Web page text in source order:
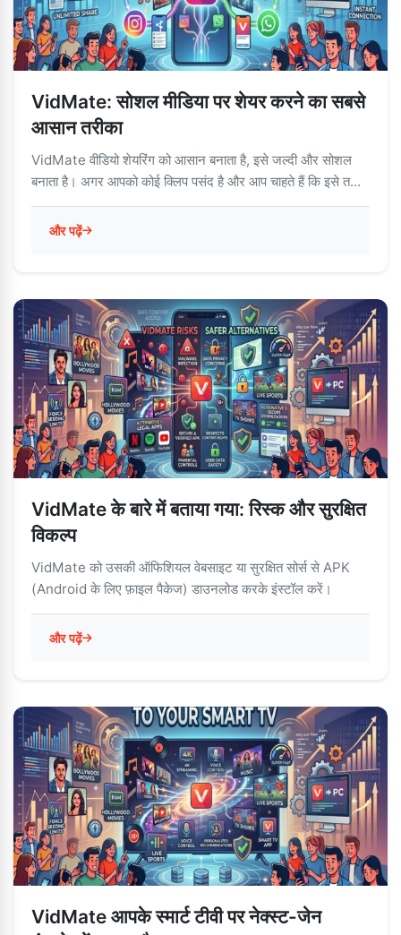
VidMate: सोशल मीडिया पर शेयर करने का सबसे
आसान तरीका
VidMate वीडियो शेयरिंग को आसान बनाता है, इसे जल्दी और सोशल
बनाता है। अगर आपको कोई क्लिप पसंद है और आप चाहते हैं कि इसे त...
और पढ़ें
VidMate के बारे में बताया गया: रिस्क और सुरक्षित
विकल्प
VidMate को उसकी ऑफिशियल वेबसाइट या सुरक्षित सोर्स से APK
(Android के लिए फ़ाइल पैकेज) डाउनलोड करके इंस्टॉल करें।
और पढ़ें
VidMate आपके स्मार्ट टीवी पर नेक्स्ट-जेन